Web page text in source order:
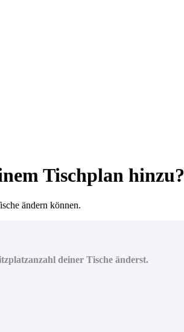
Tischplan hinzu?
ändern können.
deiner Tische änderst.